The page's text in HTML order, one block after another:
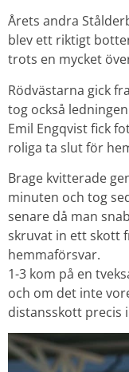
Årets andra
blev ett riktigt
trots en mycket
Rödvästarna gick
tog också
Emil Engqvist fick
roliga ta slut för
Brage kvitterade
minuten och tog
senare då man
skruvat in ett skott
hemmaförsvar.
1-3 kom på en
och om det inte
distansskott precis